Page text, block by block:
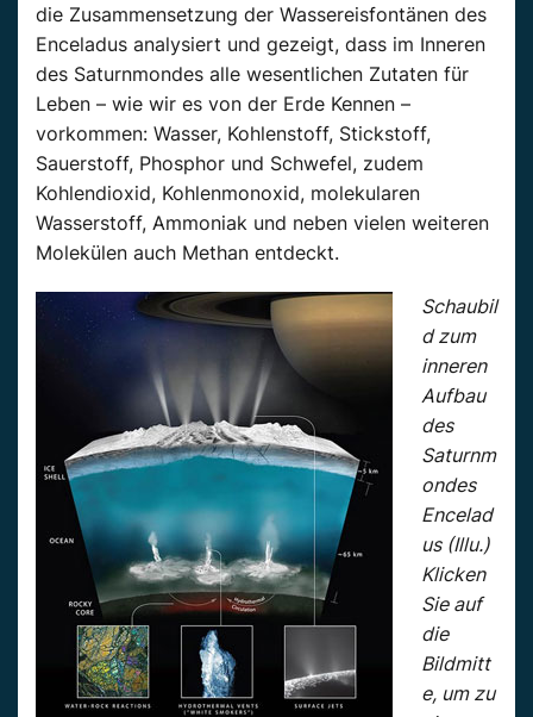
die Zusammensetzung der Wassereisfontänen des
Enceladus analysiert und gezeigt, dass im Inneren
des Saturnmondes alle wesentlichen Zutaten für
Leben – wie wir es von der Erde Kennen –
vorkommen: Wasser, Kohlenstoff, Stickstoff,
Sauerstoff, Phosphor und Schwefel, zudem
Kohlendioxid, Kohlenmonoxid, molekularen
Wasserstoff, Ammoniak und neben vielen weiteren
Molekülen auch Methan entdeckt.
Schaubil
d zum
inneren
Aufbau
des
Saturnm
ondes
Encelad
us (Illu.)
Klicken
Sie auf
die
Bildmitt
e, um zu